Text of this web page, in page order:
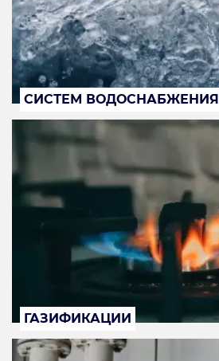
СИСТЕМ ВОДОСНАБЖЕНИЯ
ГАЗИФИКАЦИИ